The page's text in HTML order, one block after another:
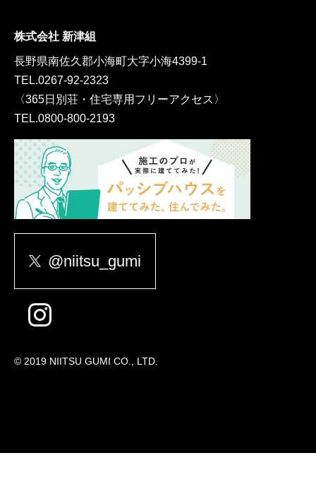
株式会社 新津組
長野県南佐久郡小海町大字小海4399-1
TEL.0267-92-2323
〈365日別荘・住宅専用フリーアクセス〉
TEL.0800-800-2193
@niitsu_gumi
© 2019 NIITSU GUMI CO., LTD.